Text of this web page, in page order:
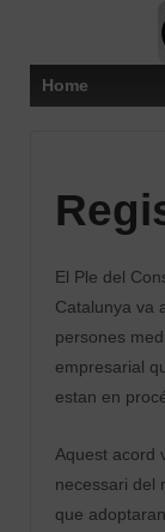
Home
El Ple del
Catalunya va
persones
empresarial
estan en
Aquest acord
necessari del
que